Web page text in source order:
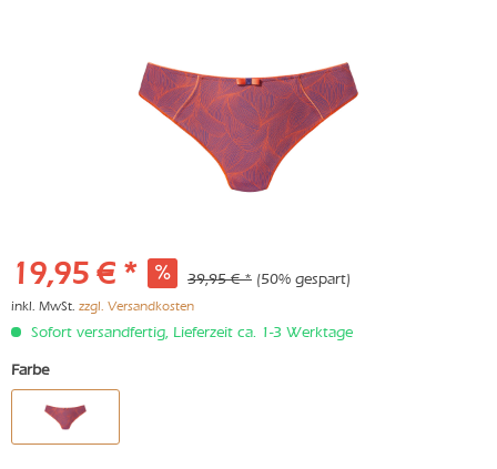
19,95 € * 39,95 € * (50% gespart)
inkl. MwSt. zzgl. Versandkosten
Sofort versandfertig, Lieferzeit ca. 1-3 Werktage
Farbe